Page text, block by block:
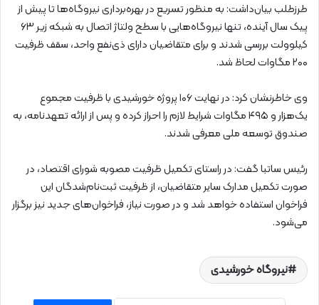
طرزطلب بیان‌داشت: به منظور تسریع در بهره‌برداری نیروگاه‌ها تا پیش از
پیک سال آینده، تنها نیروگاه‌هایی با سطح ولتاژ اتصال به شبکه زیر ۶۳
کیلوولت بررسی شدند و برای متقاضیان دارای ذی‌نفع واحد، سقف ظرفیت
۲۰۰ مگاوات لحاظ شد.
وی خاطرنشان کرد: در نهایت ۱۰۶ پروژه خورشیدی با ظرفیت مجموع
یک‌هزار و ۴۹۵ مگاوات شرایط لازم را احراز کرده و پس از ارائه تعهدنامه، به
صندوق توسعه ملی معرفی شدند.
رئیس ساتبا گفت: در راستای تکمیل ظرفیت مصوبه شورای اقتصاد، در
صورت تکمیل مدارک سایر متقاضیان، از ظرفیت ثبت‌نام‌شدگان این
فراخوان استفاده خواهد شد و در صورت نیاز، فراخوان‌های جدید نیز برگزار
می‌شود.
نیروگاه خورشیدی